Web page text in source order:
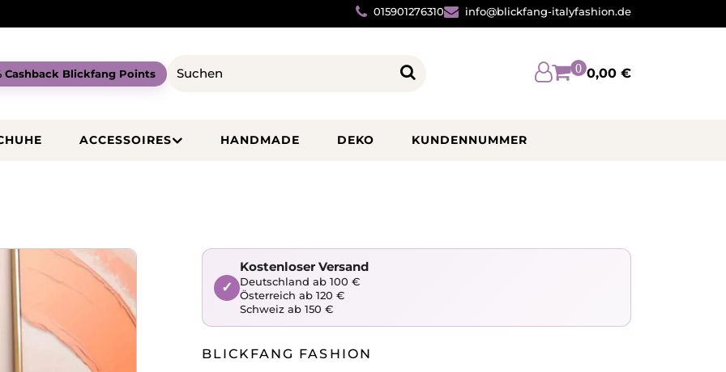
015901276310 info@blickfang-italyfashion.de
Cashback Blickfang Points 0 0,00 €
ACCESSOIRES HANDMADE DEKO KUNDENNUMMER
✓
Kostenloser Versand
Deutschland ab 100 €
Österreich ab 120 €
Schweiz ab 150 €
BLICKFANG FASHION